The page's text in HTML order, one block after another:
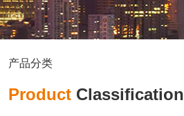
产品分类
Product Classification